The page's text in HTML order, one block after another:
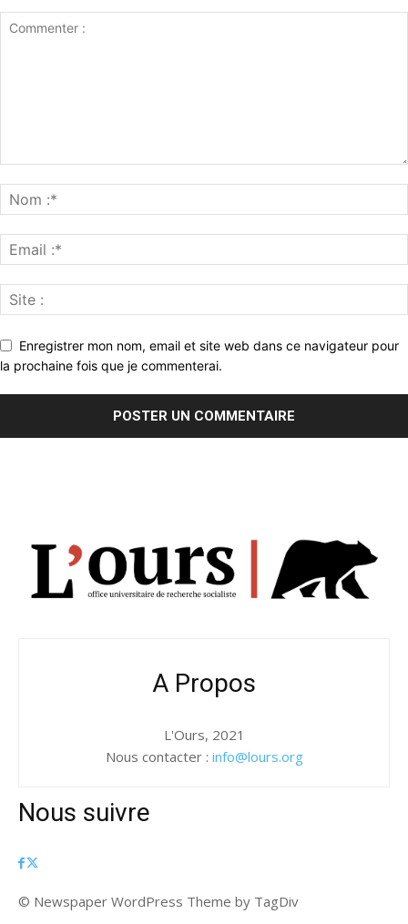
Enregistrer mon nom, email et site web dans ce navigateur pour
la prochaine fois que je commenterai.
A Propos
L'Ours, 2021
Nous contacter : info@lours.org
Nous suivre
© Newspaper WordPress Theme by TagDiv